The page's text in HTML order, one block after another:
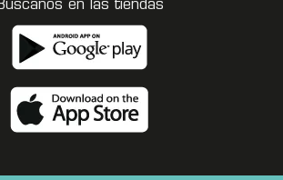
en las tiendas